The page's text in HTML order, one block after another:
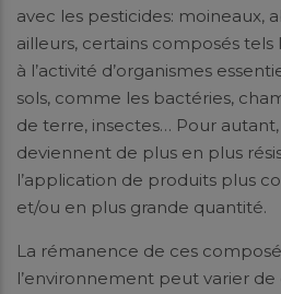
avec les pesticides: moineaux,
ailleurs, certains composés tels
à l’activité d’organismes
sols, comme les bactéries,
de terre, insectes… Pour
deviennent de plus en plus
l’application de produits plus
et/ou en plus grande quantité.
La rémanence de ces
l’environnement peut varier